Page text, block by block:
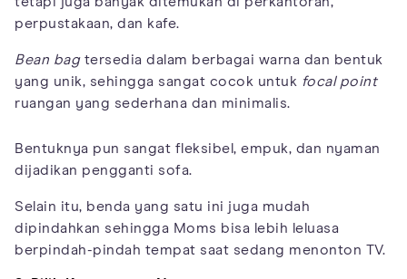
perpustakaan, dan kafe.
Bean bagtersedia dalam berbagai warna dan bentuk
yang unik, sehingga sangat cocok untuk focal point
ruangan yang sederhana dan minimalis.
Bentuknya pun sangat fleksibel, empuk, dan nyaman
dijadikan pengganti sofa.
Selain itu, benda yang satu ini juga mudah
dipindahkan sehingga Moms bisa lebih leluasa
berpindah-pindah tempat saat sedang menonton TV.